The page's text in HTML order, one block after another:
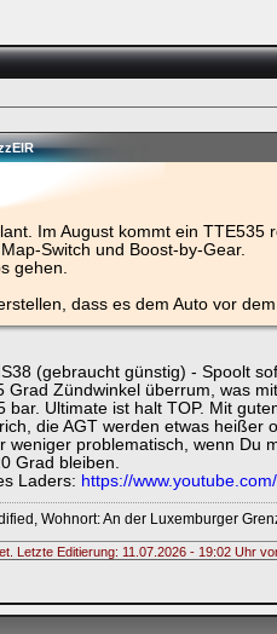
Im August kommt ein
Switch und Boost-by-Gear.
gehen.
dass es dem Auto vor
(gebraucht günstig) - Spoolt
Grad Zündwinkel überrum, was
bar. Ultimate ist halt TOP. Mit
die AGT werden etwas
weniger problematisch, wenn Du
Grad bleiben.
Laders: https://
Wohnort: An der Luxemburger
Letzte Editierung: 11.07.2026 - 19:02 Uhr